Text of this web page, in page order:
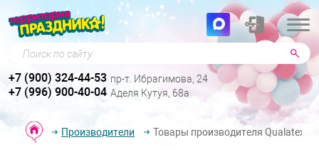
Поиск по сайту
+7 (900) 324-44-53 пр-т. Ибрагимова, 24
+7 (996) 900-40-04 Аделя Кутуя, 68а
Производители Товары производителя Qualatex